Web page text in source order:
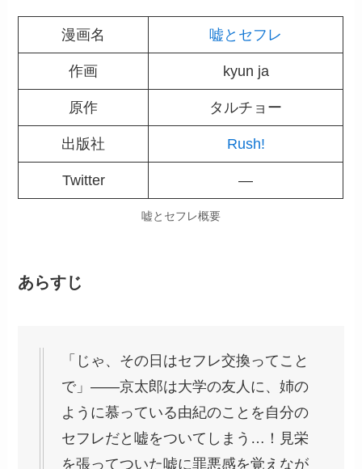
漫画名 嘘とセフレ
作画 kyun ja
原作 タルチョー
出版社 Rush!
Twitter ―
嘘とセフレ概要
あらすじ
「じゃ、その日はセフレ交換ってこと
で」――京太郎は大学の友人に、姉の
ように慕っている由紀のことを自分の
セフレだと嘘をついてしまう…！見栄
を張ってついた嘘に罪悪感を覚えなが